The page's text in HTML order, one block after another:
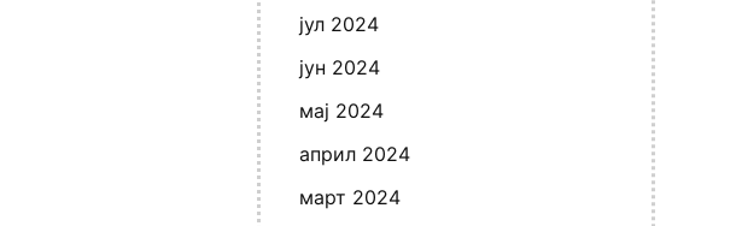
јул 2024
јун 2024
мај 2024
април 2024
март 2024